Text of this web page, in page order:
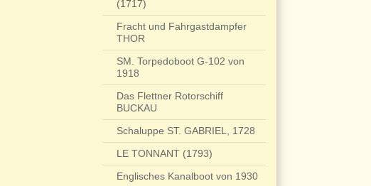
(1717)
Fracht und Fahrgastdampfer
THOR
SM. Torpedoboot G-102 von
1918
Das Flettner Rotorschiff
BUCKAU
Schaluppe ST. GABRIEL, 1728
LE TONNANT (1793)
Englisches Kanalboot von 1930